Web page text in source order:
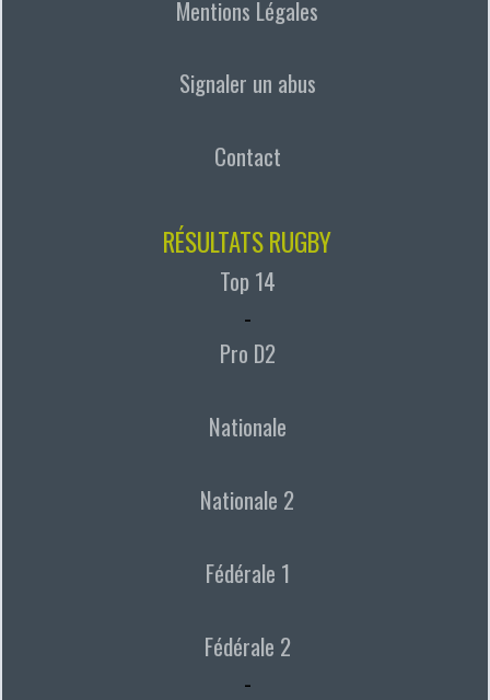
Mentions Légales
Signaler un abus
Contact
RÉSULTATS RUGBY
Top 14
-
Pro D2
Nationale
Nationale 2
Fédérale 1
Fédérale 2
-